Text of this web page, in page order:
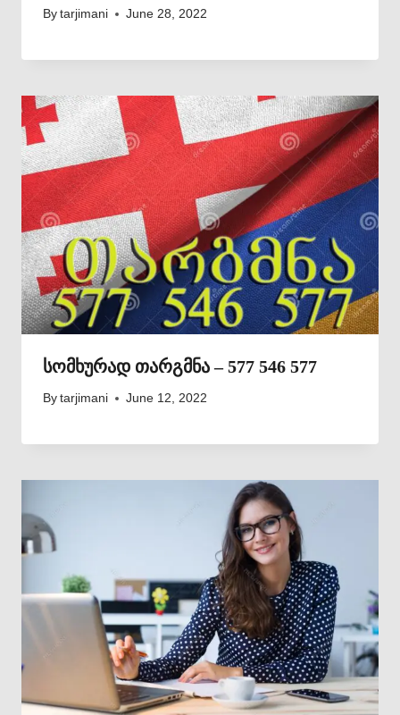
By tarjimani June 28, 2022
სომხურად თარგმნა – 577 546 577
By tarjimani June 12, 2022